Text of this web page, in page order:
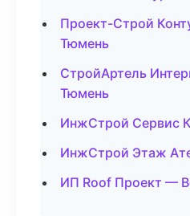
Проект-Строй
Тюмень
СтройАртель
Тюмень
ИнжСтрой Сервис
ИнжСтрой Этаж
ИП Roof Проект —